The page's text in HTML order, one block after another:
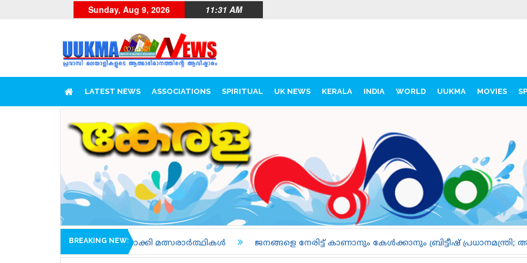
Sunday, Aug 9, 2026 11:31 AM
LATEST NEWS ASSOCIATIONS SPIRITUAL UK NEWS KERALA INDIA WORLD UUKMA MOVIES
BREAKING NEWS
മത്സരാർത്ഥികൾ ജനങ്ങളെ നേരിട്ട് കാണാനും കേൾക്കാനും ബ്രിട്ടീഷ് പ്രധാനമന്ത്രി; ആൻഡി